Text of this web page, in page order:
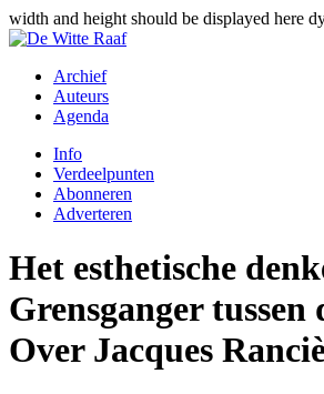
width and height should be displayed here
Archief
Auteurs
Agenda
Info
Verdeelpunten
Abonneren
Adverteren
Het esthetische
Grensganger tussen
Over Jacques